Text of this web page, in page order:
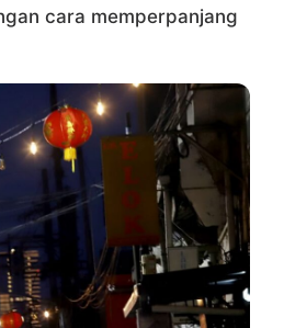
cara memperpanjang